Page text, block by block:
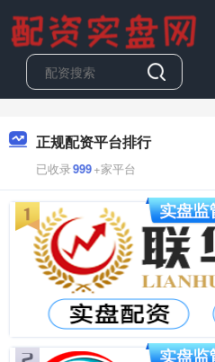
正规配资平台排行
已收录999+家平台